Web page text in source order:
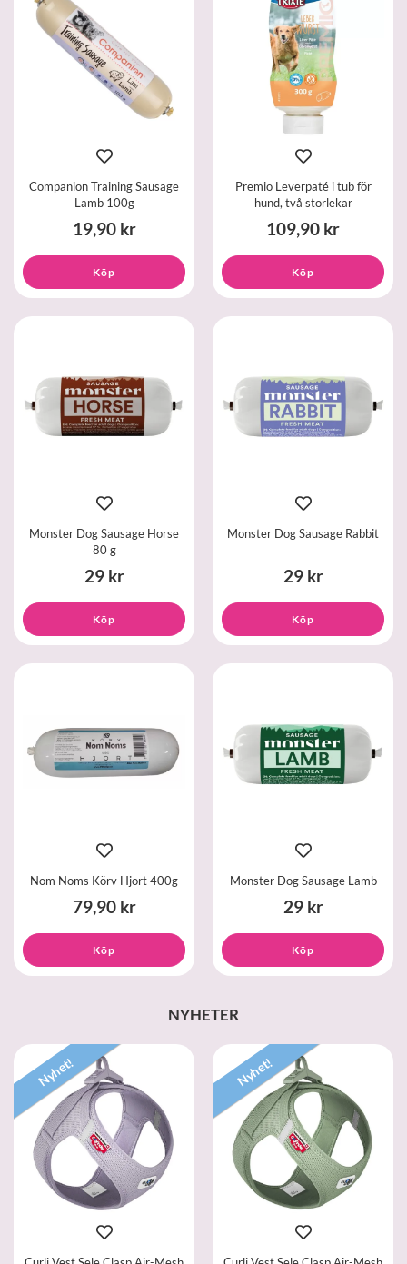
Companion Training Sausage
Lamb 100g
19,90 kr
Köp
Premio Leverpaté i tub för
hund, två storlekar
109,90 kr
Köp
Monster Dog Sausage Horse
80 g
29 kr
Köp
Monster Dog Sausage Rabbit
29 kr
Köp
Nom Noms Körv Hjort 400g
79,90 kr
Köp
Monster Dog Sausage Lamb
29 kr
Köp
NYHETER
Nyhet! Nyhet!